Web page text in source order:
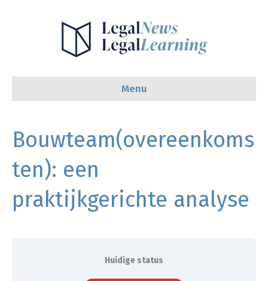
Menu
Bouwteam(overeenkoms
ten): een
praktijkgerichte analyse
Huidige status